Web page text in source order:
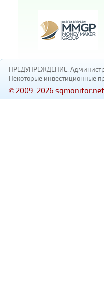
ПРЕДУПРЕЖДЕНИЕ:
Некоторые инвестиционные
© 2009-2026